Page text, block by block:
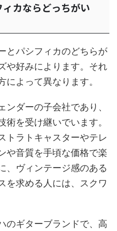
カならどっちがい
とパシフィカのどちらが
や好みによります。それ
によって異なります。
ンダーの子会社であり、
術を受け継いでいます。
トラトキャスターやテレ
や音質を手頃な価格で楽
、ヴィンテージ感のある
を求める人には、スクワ
のギターブランドで、高